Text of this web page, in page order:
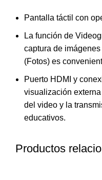
Pantalla táctil con
La función de
captura de imágenes
(Fotos) es
Puerto HDMI y
visualización externa
del video y la
educativos.
Productos